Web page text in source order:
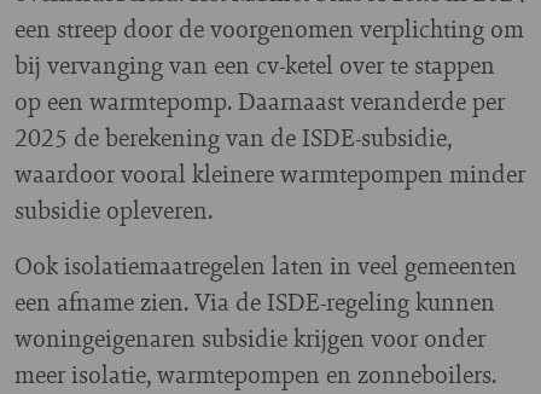
een streep door de voorgenomen verplichting om
bij vervanging van een cv-ketel over te stappen
op een warmtepomp. Daarnaast veranderde per
2025 de berekening van de ISDE-subsidie,
waardoor vooral kleinere warmtepompen minder
subsidie opleveren.
Ook isolatiemaatregelen laten in veel gemeenten
een afname zien. Via de ISDE-regeling kunnen
woningeigenaren subsidie krijgen voor onder
meer isolatie, warmtepompen en zonneboilers.